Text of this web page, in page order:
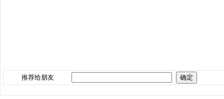
推荐给朋友